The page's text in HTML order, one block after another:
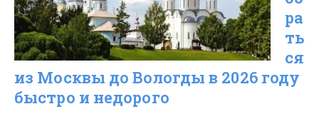
центра
города
в
2026
ра
ть
ся
из Москвы до Вологды в 2026 году
быстро и недорого